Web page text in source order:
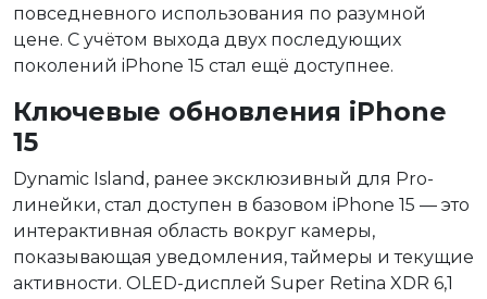
повседневного использования по разумной
цене. С учётом выхода двух последующих
поколений iPhone 15 стал ещё доступнее.
Ключевые обновления iPhone
15
Dynamic Island, ранее эксклюзивный для Pro-
линейки, стал доступен в базовом iPhone 15 — это
интерактивная область вокруг камеры,
показывающая уведомления, таймеры и текущие
активности. OLED-дисплей Super Retina XDR 6,1